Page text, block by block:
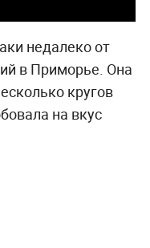
недалеко от
в Приморье. Она
кругов
на вкус